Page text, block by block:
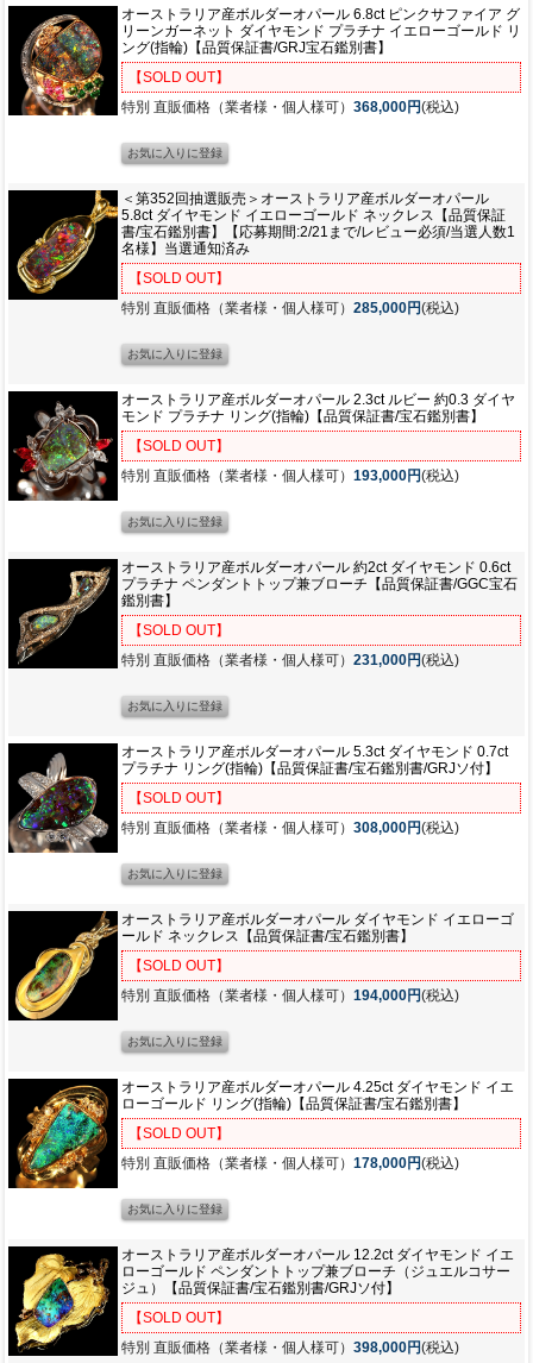
オーストラリア産ボルダーオパール 6.8ct ピンクサファイア グ
リーンガーネット ダイヤモンド プラチナ イエローゴールド リ
ング(指輪)【品質保証書/GRJ宝石鑑別書】
【SOLD OUT】
特別 直販価格（業者様・個人様可） 368,000円(税込)
＜第352回抽選販売＞オーストラリア産ボルダーオパール
5.8ct ダイヤモンド イエローゴールド ネックレス【品質保証
書/宝石鑑別書】【応募期間:2/21まで/レビュー必須/当選人数1
名様】当選通知済み
【SOLD OUT】
特別 直販価格（業者様・個人様可） 285,000円(税込)
オーストラリア産ボルダーオパール 2.3ct ルビー 約0.3 ダイヤ
モンド プラチナ リング(指輪)【品質保証書/宝石鑑別書】
【SOLD OUT】
特別 直販価格（業者様・個人様可） 193,000円(税込)
オーストラリア産ボルダーオパール 約2ct ダイヤモンド 0.6ct
プラチナ ペンダントトップ兼ブローチ【品質保証書/GGC宝石
鑑別書】
【SOLD OUT】
特別 直販価格（業者様・個人様可） 231,000円(税込)
オーストラリア産ボルダーオパール 5.3ct ダイヤモンド 0.7ct
プラチナ リング(指輪)【品質保証書/宝石鑑別書/GRJソ付】
【SOLD OUT】
特別 直販価格（業者様・個人様可） 308,000円(税込)
オーストラリア産ボルダーオパール ダイヤモンド イエローゴ
ールド ネックレス【品質保証書/宝石鑑別書】
【SOLD OUT】
特別 直販価格（業者様・個人様可） 194,000円(税込)
オーストラリア産ボルダーオパール 4.25ct ダイヤモンド イエ
ローゴールド リング(指輪)【品質保証書/宝石鑑別書】
【SOLD OUT】
特別 直販価格（業者様・個人様可） 178,000円(税込)
オーストラリア産ボルダーオパール 12.2ct ダイヤモンド イエ
ローゴールド ペンダントトップ兼ブローチ（ジュエルコサー
ジュ）【品質保証書/宝石鑑別書/GRJソ付】
【SOLD OUT】
特別 直販価格（業者様・個人様可） 398,000円(税込)